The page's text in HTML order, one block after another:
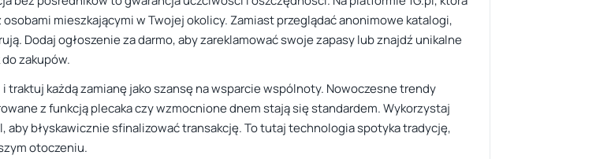
mieszkającymi w Twojej okolicy. Zamiast przeglądać anonimowe katalogi,
Dodaj ogłoszenie za darmo, aby zareklamować swoje zapasy lub znajdź unikalne
zakupów.
każdą zamianę jako szansę na wsparcie wspólnoty. Nowoczesne trendy
z funkcją plecaka czy wzmocnione dnem stają się standardem. Wykorzystaj
aby błyskawicznie sfinalizować transakcję. To tutaj technologia spotyka tradycję,
otoczeniu.